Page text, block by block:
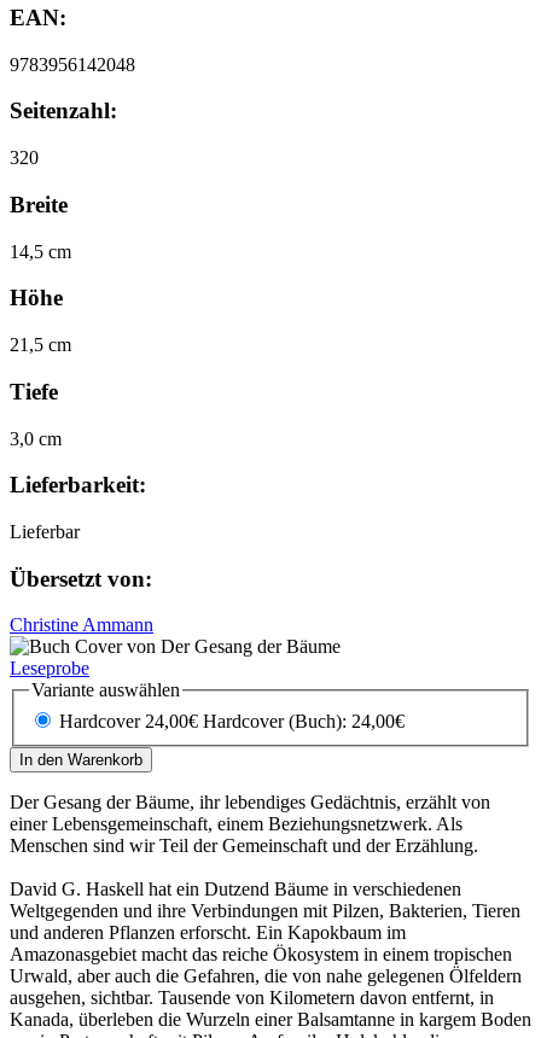
EAN:
9783956142048
Seitenzahl:
320
Breite
14,5 cm
Höhe
21,5 cm
Tiefe
3,0 cm
Lieferbarkeit:
Lieferbar
Übersetzt von:
Christine Ammann
Leseprobe
Variante auswählen
Hardcover 24,00€
Hardcover (Buch): 24,00€
In den Warenkorb
Der Gesang der Bäume, ihr lebendiges Gedächtnis, erzählt von
einer Lebensgemeinschaft, einem Beziehungsnetzwerk. Als
Menschen sind wir Teil der Gemeinschaft und der Erzählung.
David G. Haskell hat ein Dutzend Bäume in verschiedenen
Weltgegenden und ihre Verbindungen mit Pilzen, Bakterien, Tieren
und anderen Pflanzen erforscht. Ein Kapokbaum im
Amazonasgebiet macht das reiche Ökosystem in einem tropischen
Urwald, aber auch die Gefahren, die von nahe gelegenen Ölfeldern
ausgehen, sichtbar. Tausende von Kilometern davon entfernt, in
Kanada, überleben die Wurzeln einer Balsamtanne in kargem Boden